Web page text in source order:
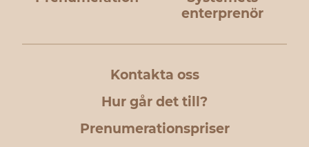
enterprenör
Kontakta oss
Hur går det till?
Prenumerationspriser